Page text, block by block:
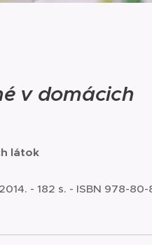
v domácich
látok
- 182 s. - ISBN 978-80-